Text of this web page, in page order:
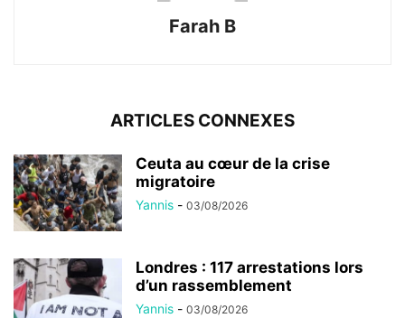
Farah B
ARTICLES CONNEXES
Ceuta au cœur de la crise
migratoire
Yannis - 03/08/2026
Londres : 117 arrestations lors
d’un rassemblement
Yannis - 03/08/2026